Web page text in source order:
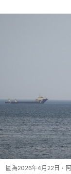
圖為2026年4月22日，